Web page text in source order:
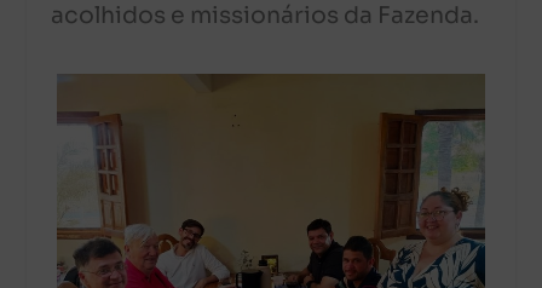
acolhidos e missionários da Fazenda.